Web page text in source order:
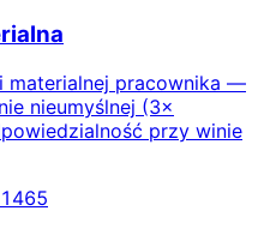
materialnej pracownika —
nieumyślnej (3×
przy winie